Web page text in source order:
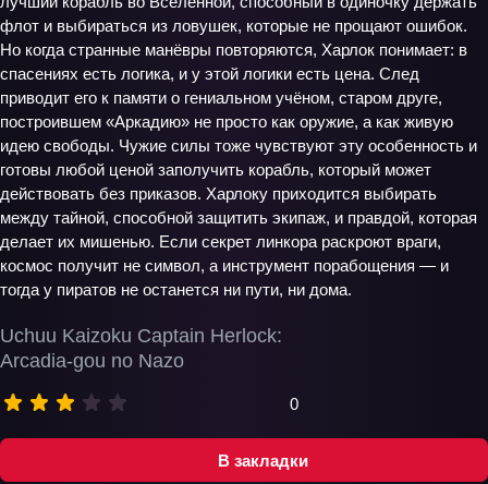
В закладки
Uchuu Kaizoku Captain Herlock:
Arcadia-gou no Nazo
0
флот и выбираться из ловушек, которые не прощают ошибок.
Но когда странные манёвры повторяются, Харлок понимает: в
спасениях есть логика, и у этой логики есть цена. След
приводит его к памяти о гениальном учёном, старом друге,
построившем «Аркадию» не просто как оружие, а как живую
идею свободы. Чужие силы тоже чувствуют эту особенность и
готовы любой ценой заполучить корабль, который может
действовать без приказов. Харлоку приходится выбирать
между тайной, способной защитить экипаж, и правдой, которая
делает их мишенью. Если секрет линкора раскроют враги,
космос получит не символ, а инструмент порабощения — и
тогда у пиратов не останется ни пути, ни дома.